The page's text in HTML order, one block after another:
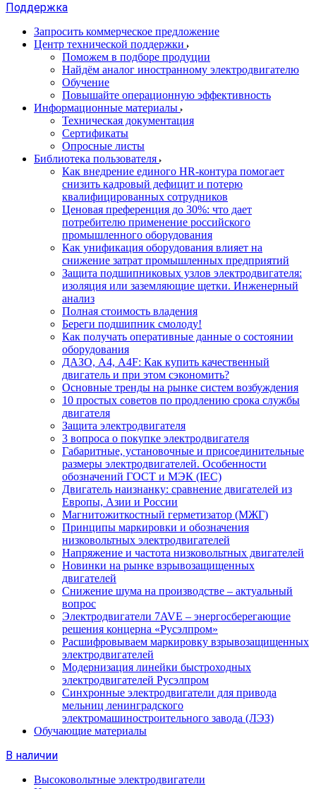
Поддержка
Запросить коммерческое предложение
Центр технической поддержки
Поможем в подборе продуции
Найдём аналог иностранному электродвигателю
Обучение
Повышайте операционную эффективность
Информационные материалы
Техническая документация
Сертификаты
Опросные листы
Библиотека пользователя
Как внедрение единого HR-контура помогает
снизить кадровый дефицит и потерю
квалифицированных сотрудников
Ценовая преференция до 30%: что дает
потребителю применение российского
промышленного оборудования
Как унификация оборудования влияет на
снижение затрат промышленных предприятий
Защита подшипниковых узлов электродвигателя:
изоляция или заземляющие щетки. Инженерный
анализ
Полная стоимость владения
Береги подшипник смолоду!
Как получать оперативные данные о состоянии
оборудования
ДАЗО, А4, А4F: Как купить качественный
двигатель и при этом сэкономить?
Основные тренды на рынке систем возбуждения
10 простых советов по продлению срока службы
двигателя
Защита электродвигателя
3 вопроса о покупке электродвигателя
Габаритные, установочные и присоединительные
размеры электродвигателей. Особенности
обозначений ГОСТ и МЭК (IEC)
Двигатель наизнанку: сравнение двигателей из
Европы, Азии и России
Магнитожиткостный герметизатор (МЖГ)
Принципы маркировки и обозначения
низковольтных электродвигателей
Напряжение и частота низковольтных двигателей
Новинки на рынке взрывозащищенных
двигателей
Снижение шума на производстве – актуальный
вопрос
Электродвигатели 7AVE – энергосберегающие
решения концерна «Русэлпром»
Расшифровываем маркировку взрывозащищенных
электродвигателей
Модернизация линейки быстроходных
электродвигателей Русэлпром
Синхронные электродвигатели для привода
мельниц ленинградского
электромашиностроительного завода (ЛЭЗ)
Обучающие материалы
В наличии
Высоковольтные электродвигатели